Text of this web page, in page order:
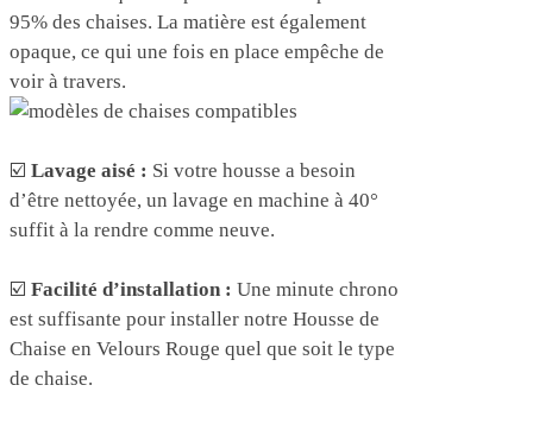
95% des chaises. La matière est également
opaque, ce qui une fois en place empêche de
voir à travers.
☑️ Lavage aisé : Si votre housse a besoin
d’être nettoyée, un lavage en machine à 40°
suffit à la rendre comme neuve.
☑️ Facilité d’installation : Une minute chrono
est suffisante pour installer notre Housse de
Chaise en Velours Rouge quel que soit le type
de chaise.